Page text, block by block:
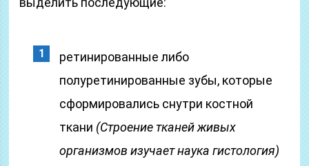
ретинированные либо
полуретинированные зубы, которые
сформировались снутри костной
ткани (Строение тканей живых
организмов изучает наука гистология)